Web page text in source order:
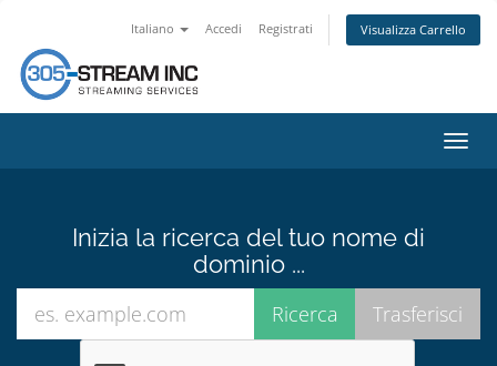
Italiano Accedi Registrati Visualizza Carrello
Attiva
Inizia la ricerca del tuo nome di
dominio ...